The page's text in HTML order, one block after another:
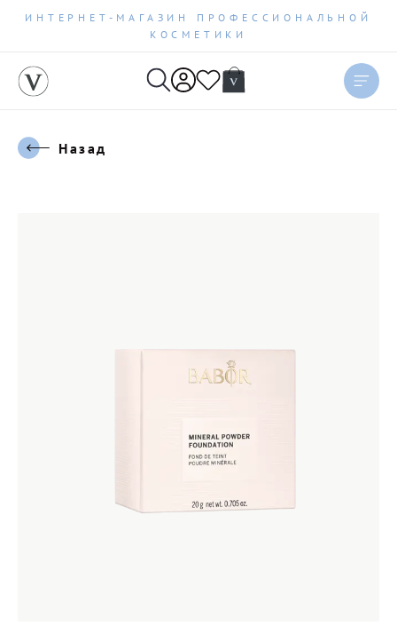
ИНТЕРНЕТ-МАГАЗИН ПРОФЕССИОНАЛЬНОЙ
КОСМЕТИКИ
Назад